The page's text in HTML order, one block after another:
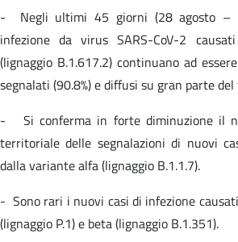
- Negli ultimi 45 giorni (28 agosto –
infezione da virus SARS-CoV-2
(lignaggio B.1.617.2) continuano ad
segnalati (90.8%) e diffusi su gran parte
- Si conferma in forte diminuzione il
territoriale delle segnalazioni di nuovi
dalla variante alfa (lignaggio B.1.1.7).
- Sono rari i nuovi casi di infezione
(lignaggio P.1) e beta (lignaggio B.1.351).